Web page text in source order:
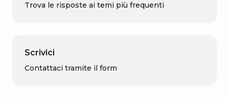
Trova le risposte ai temi più frequenti
Scrivici
Contattaci tramite il form